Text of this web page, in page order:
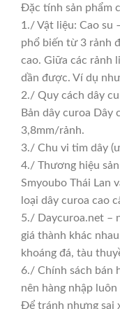
Đặc tính sản phẩm
1./ Vật liệu: Cao su
phổ biến từ 3 rảnh
cao. Giữa các rảnh
dần được. Ví dụ
2./ Quy cách dây
Bản dây curoa
3,8mm/rảnh.
3./ Chu vi tim dây
4./ Thương hiệu
Smyoubo Thái Lan
loại dây curoa cao
5./ Daycuroa.net –
giá thành khác
khoáng đá, tàu
6./ Chính sách bán
nên hàng nhập
Để tránh nhưng sai